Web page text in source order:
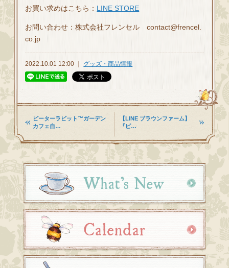
お買い求めはこちら： LINE STORE
お問い合わせ：株式会社フレンセル contact@frencel.
co.jp
2022.10.01 12:00 ｜ グッズ・商品情報
ピーターラビット™ガーデン
カフェ自…
【LINE ブラウンファーム】
『ピ…